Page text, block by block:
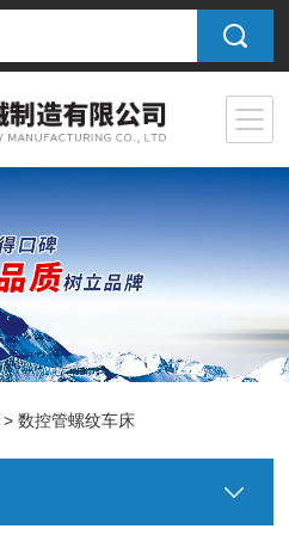
> 数控管螺纹车床